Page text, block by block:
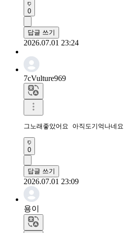
0
답글 쓰기
2026.07.01 23:24
7cVulture969
그노래좋았어요 아직도기억나네요
0
답글 쓰기
2026.07.01 23:09
용이